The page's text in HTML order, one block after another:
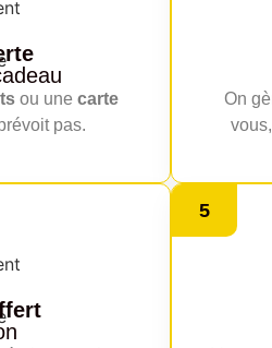
ou unecarte
pas.
On
5